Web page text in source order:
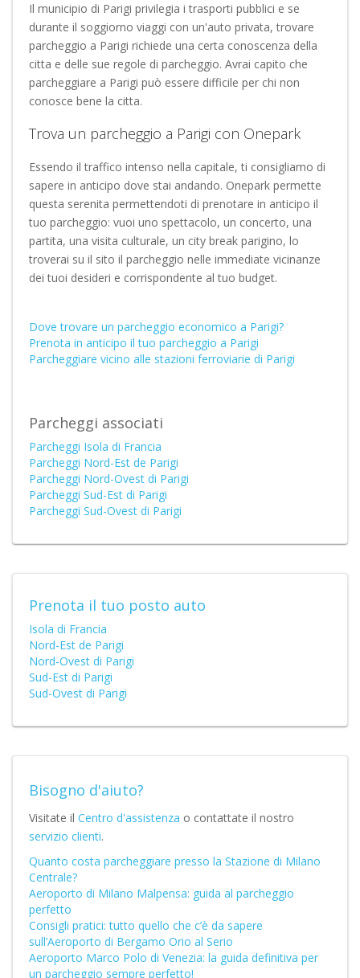
Il municipio di Parigi privilegia i trasporti pubblici e se
durante il soggiorno viaggi con un'auto privata, trovare
parcheggio a Parigi richiede una certa conoscenza della
citta e delle sue regole di parcheggio. Avrai capito che
parcheggiare a Parigi può essere difficile per chi non
conosce bene la citta.
Trova un parcheggio a Parigi con Onepark
Essendo il traffico intenso nella capitale, ti consigliamo di
sapere in anticipo dove stai andando. Onepark permette
questa serenita permettendoti di prenotare in anticipo il
tuo parcheggio: vuoi uno spettacolo, un concerto, una
partita, una visita culturale, un city break parigino, lo
troverai su il sito il parcheggio nelle immediate vicinanze
dei tuoi desideri e corrispondente al tuo budget.
Dove trovare un parcheggio economico a Parigi?
Prenota in anticipo il tuo parcheggio a Parigi
Parcheggiare vicino alle stazioni ferroviarie di Parigi
Parcheggi associati
Parcheggi Isola di Francia
Parcheggi Nord-Est de Parigi
Parcheggi Nord-Ovest di Parigi
Parcheggi Sud-Est di Parigi
Parcheggi Sud-Ovest di Parigi
Prenota il tuo posto auto
Isola di Francia
Nord-Est de Parigi
Nord-Ovest di Parigi
Sud-Est di Parigi
Sud-Ovest di Parigi
Bisogno d'aiuto?
Visitate il Centro d'assistenza o contattate il nostro
servizio clienti.
Quanto costa parcheggiare presso la Stazione di Milano
Centrale?
Aeroporto di Milano Malpensa: guida al parcheggio
perfetto
Consigli pratici: tutto quello che c’è da sapere
sull’Aeroporto di Bergamo Orio al Serio
Aeroporto Marco Polo di Venezia: la guida definitiva per
un parcheggio sempre perfetto!